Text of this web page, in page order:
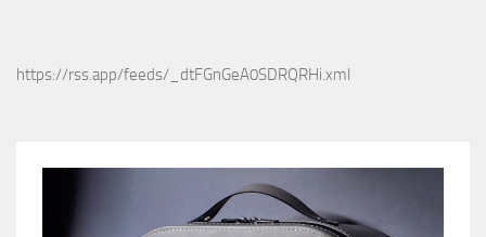
https://rss.app/feeds/_dtFGnGeA0SDRQRHi.xml